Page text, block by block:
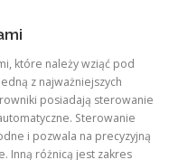
które należy wziąć pod
z najważniejszych
posiadają sterowanie
Sterowanie
i pozwala na precyzyjną
Inną różnicą jest zakres